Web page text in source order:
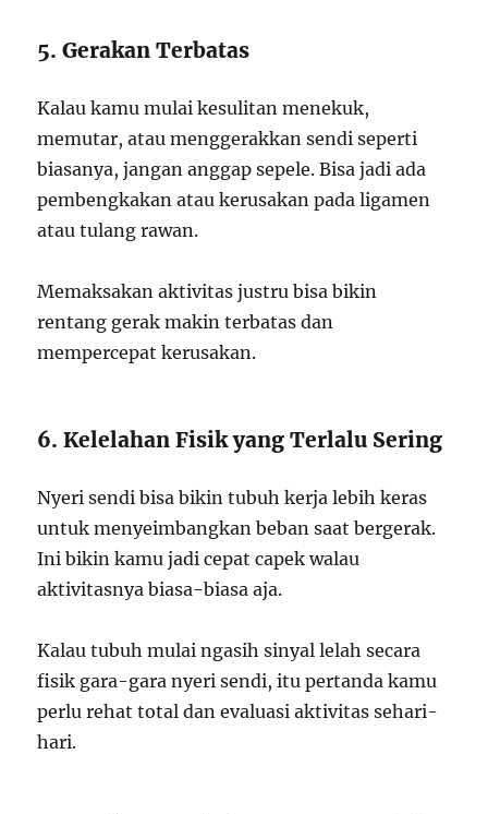
5. Gerakan Terbatas
Kalau kamu mulai kesulitan menekuk,
memutar, atau menggerakkan sendi seperti
biasanya, jangan anggap sepele. Bisa jadi ada
pembengkakan atau kerusakan pada ligamen
atau tulang rawan.
Memaksakan aktivitas justru bisa bikin
rentang gerak makin terbatas dan
mempercepat kerusakan.
6. Kelelahan Fisik yang Terlalu Sering
Nyeri sendi bisa bikin tubuh kerja lebih keras
untuk menyeimbangkan beban saat bergerak.
Ini bikin kamu jadi cepat capek walau
aktivitasnya biasa-biasa aja.
Kalau tubuh mulai ngasih sinyal lelah secara
fisik gara-gara nyeri sendi, itu pertanda kamu
perlu rehat total dan evaluasi aktivitas sehari-
hari.